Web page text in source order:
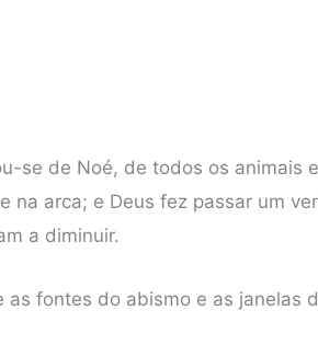
se de Noé, de todos os animais
na arca; e Deus fez passar um
a diminuir.
as fontes do abismo e as janelas